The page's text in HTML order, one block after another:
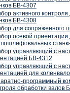
БВ-4307
активного
БВ-4308
для сопряженного
осевой ориентации
управляющий с
БВ-4312
управляющий с
для
программный
обработки валов